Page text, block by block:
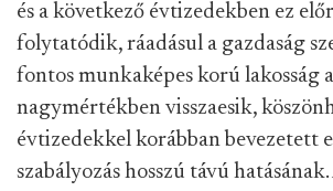
és a következő évtizedekben ez
folytatódik, ráadásul a gazdaság
fontos munkaképes korú lakosság
nagymértékben visszaesik,
évtizedekkel korábban bevezetett
szabályozás hosszú távú